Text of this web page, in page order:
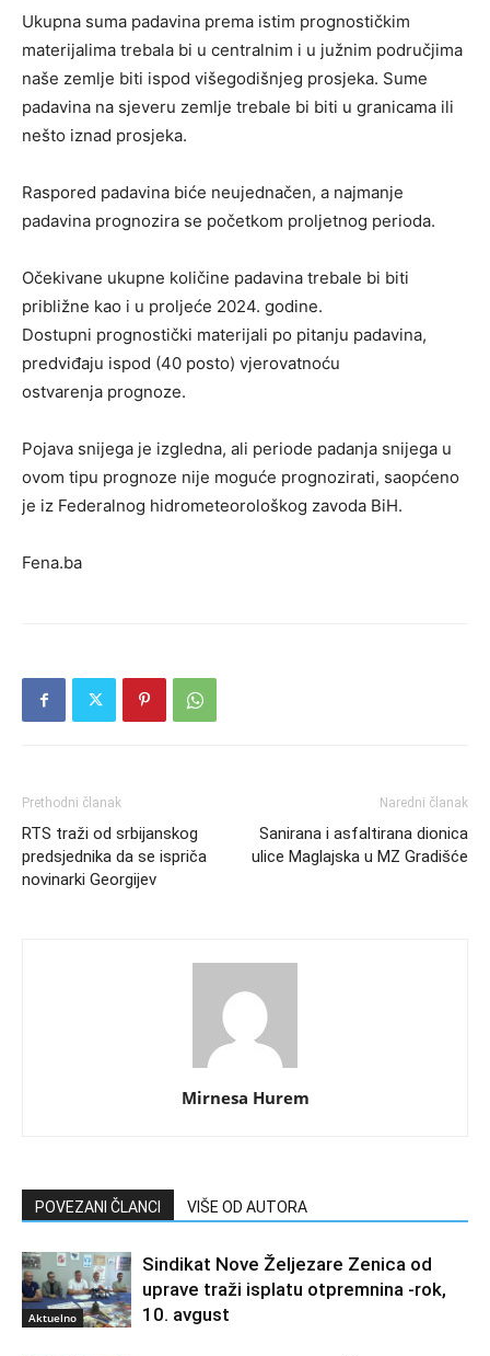
Ukupna suma padavina prema istim prognostičkim
materijalima trebala bi u centralnim i u južnim područjima
naše zemlje biti ispod višegodišnjeg prosjeka. Sume
padavina na sjeveru zemlje trebale bi biti u granicama ili
nešto iznad prosjeka.
Raspored padavina biće neujednačen, a najmanje
padavina prognozira se početkom proljetnog perioda.
Očekivane ukupne količine padavina trebale bi biti
približne kao i u proljeće 2024. godine.
Dostupni prognostički materijali po pitanju padavina,
predviđaju ispod (40 posto) vjerovatnoću
ostvarenja prognoze.
Pojava snijega je izgledna, ali periode padanja snijega u
ovom tipu prognoze nije moguće prognozirati, saopćeno
je iz Federalnog hidrometeorološkog zavoda BiH.
Fena.ba
Prethodni članak
RTS traži od srbijanskog
predsjednika da se ispriča
novinarki Georgijev
Naredni članak
Sanirana i asfaltirana dionica
ulice Maglajska u MZ Gradišće
Mirnesa Hurem
POVEZANI ČLANCI VIŠE OD AUTORA
Aktuelno
Sindikat Nove Željezare Zenica od
uprave traži isplatu otpremnina -rok,
10. avgust